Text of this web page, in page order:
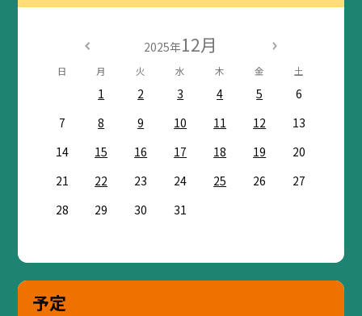
2025年12月
日 月 火 水 木 金 土
1 2 3 4 5
6
7
8 9 10 11 12
13
14
15 16 17 18 19
20
21
22 23 24 25 26
27
28
29 30 31
予定